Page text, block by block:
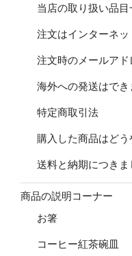
当店の取り扱い品目
注文はインターネ
注文時のメールアド
海外への発送はでき
特定商取引法
購入した商品はど
送料と納期につきま
商品の説明コーナー
お箸
コーヒー紅茶碗皿